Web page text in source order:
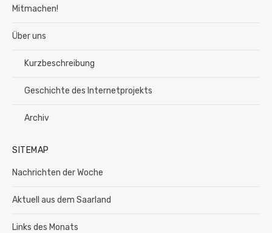
Mitmachen!
Über uns
Kurzbeschreibung
Geschichte des Internetprojekts
Archiv
SITEMAP
Nachrichten der Woche
Aktuell aus dem Saarland
Links des Monats